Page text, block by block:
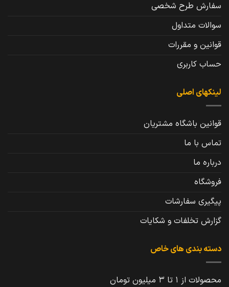
سفارش طرح شخصی
سوالات متداول
قوانین و مقررات
حساب کاربری
لینکهای اصلی
قوانین باشگاه مشتریان
تماس با ما
درباره ما
فروشگاه
پیگیری سفارشات
گزارش تخلفات و شکایات
دسته بندی های خاص
محصولات از 1 تا 3 میلیون تومان